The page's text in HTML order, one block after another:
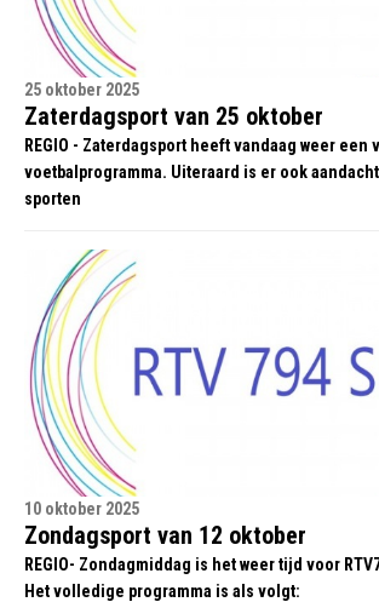
25 oktober 2025
Zaterdagsport van 25 oktober
REGIO - Zaterdagsport heeft vandaag weer een
voetbalprogramma. Uiteraard is er ook
sporten
10 oktober 2025
Zondagsport van 12 oktober
REGIO- Zondagmiddag is het weer tijd voor
Het volledige programma is als volgt: